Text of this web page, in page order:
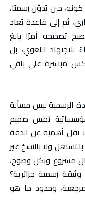
حين يُدوَّن رسميًا،
ثم إلى قاعدة يُعاد
تصحيحه أمرًا بالغ
للاجتهاد اللغوي، بل
مباشرة على باقي
العدد 54 من الجريدة الرسمية ليس مسألة
تمس صميم
تقل أهمية عن الدقة
ولا بالنسخ غير
مشروع وبكل وضوح،
رسمية جزائرية؟
وحدود ما هو